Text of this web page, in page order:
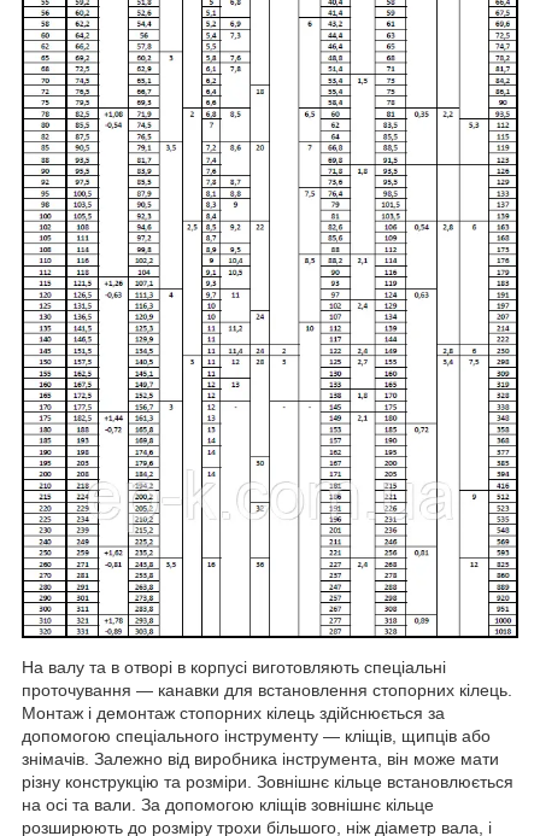
На валу та в отворі в корпусі виготовляють спеціальні
проточування — канавки для встановлення стопорних кілець.
Монтаж і демонтаж стопорних кілець здійснюється за
допомогою спеціального інструменту — кліщів, щипців або
знімачів. Залежно від виробника інструмента, він може мати
різну конструкцію та розміри. Зовнішнє кільце встановлюється
на осі та вали. За допомогою кліщів зовнішнє кільце
розширюють до розміру трохи більшого, ніж діаметр вала, і